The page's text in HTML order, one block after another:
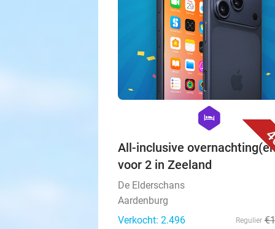
hexagon
hotel
All-inclusive
voor 2 in Zeeland
De Elderschans
Aardenburg
Verkocht: 2.496
Regulier